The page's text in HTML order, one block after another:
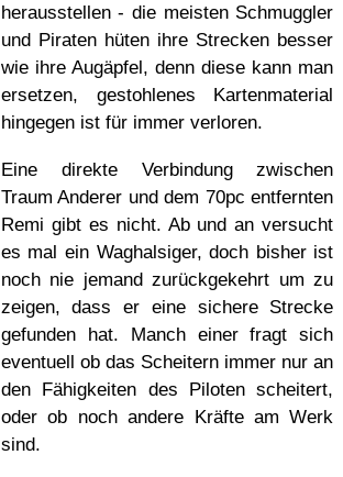
herausstellen - die meisten Schmuggler
und Piraten hüten ihre Strecken besser
wie ihre Augäpfel, denn diese kann man
ersetzen, gestohlenes Kartenmaterial
hingegen ist für immer verloren.
Eine direkte Verbindung zwischen
Traum Anderer und dem 70pc entfernten
Remi gibt es nicht. Ab und an versucht
es mal ein Waghalsiger, doch bisher ist
noch nie jemand zurückgekehrt um zu
zeigen, dass er eine sichere Strecke
gefunden hat. Manch einer fragt sich
eventuell ob das Scheitern immer nur an
den Fähigkeiten des Piloten scheitert,
oder ob noch andere Kräfte am Werk
sind.